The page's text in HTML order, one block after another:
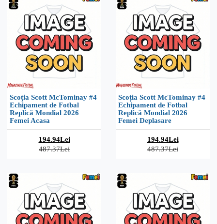
Scoția Scott McTominay #4
Echipament de Fotbal
Replică Mondial 2026
Femei Acasa
194.94Lei
487.37Lei
Scoția Scott McTominay #4
Echipament de Fotbal
Replică Mondial 2026
Femei Deplasare
194.94Lei
487.37Lei